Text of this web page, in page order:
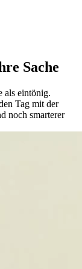
Sache
als eintönig.
Tag mit der
noch smarterer